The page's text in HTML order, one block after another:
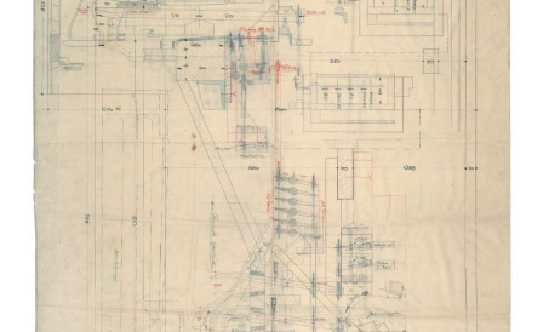
Aus dem Archiv der Orgelbaufirma E.F. Walcker,
Ludwigsburg: Foto der Holzdreherei, im
Hintergrund Eberhard Heinrich Walcker, Sohn von
Eberhard Friedrich Walcker, Wirtschaftsarchiv
Baden-Württemberg, Stuttgart